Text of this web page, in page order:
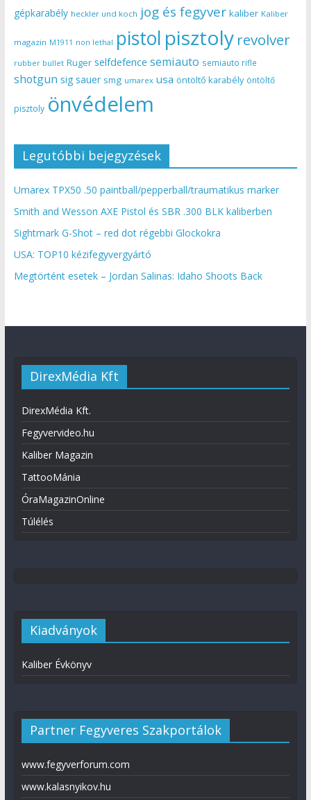
gépkarabély heckler und koch jog és fegyver kaliber Kaliber
magazin M1911 non lethal pistol pisztoly revolver
rubber bullet Ruger selfdefence semiauto semiauto rifle
shotgun sig sauer smg umarex usa öntöltő karabély öntöltő
pisztoly önvédelem
Legutóbbi bejegyzések
Umarex TPX50 .50 paintball/pepperball/traumatikus marker
Smith and Wesson AXE Pistol és SBR .300 BLK kaliberben
Sightmark G-Shot – red dot régebbi Glockokra
USA: TOP10 kézifegyvergyártó
Megtörtént esetek – Jordan Salinas: Idaho Shoots Back
DirexMédia Kft
DirexMédia Kft.
Fegyvervideo.hu
Kaliber Magazin
TattooMánia
ÓraMagazinOnline
Túlélés
Kiadványok
Kaliber Évkönyv
Partner Fegyveres Szakportálok
www.fegyverforum.com
www.kalasnyikov.hu